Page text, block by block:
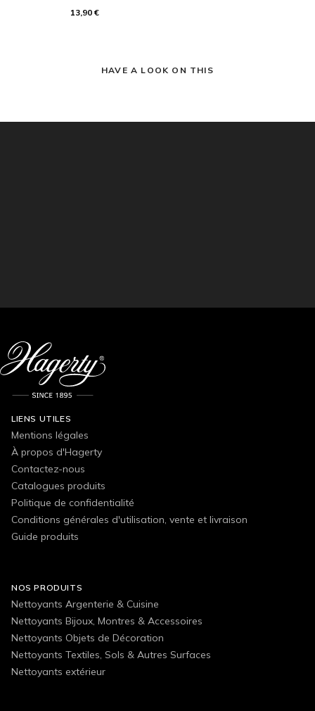
13,90 €
HAVE A LOOK ON THIS
LIENS UTILES
Mentions légales
À propos d'Hagerty
Contactez-nous
Catalogues produits
Politique de confidentialité
Conditions générales d'utilisation, vente et livraison
Guide produits
NOS PRODUITS
Nettoyants Argenterie & Cuisine
Nettoyants Bijoux, Montres & Accessoires
Nettoyants Objets de Décoration
Nettoyants Textiles, Sols & Autres Surfaces
Nettoyants extérieur